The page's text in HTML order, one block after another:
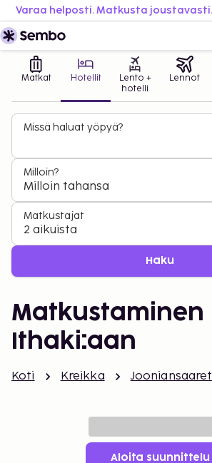
Matkat Hotellit
Lento +
hotelli
Lennot
Missä haluat yöpyä?
Milloin?
Milloin tahansa
Matkustajat
2 aikuista
Haku
Matkustaminen
Ithaki:aan
Koti Kreikka Jooniansaaret
Aloita suunnittelu